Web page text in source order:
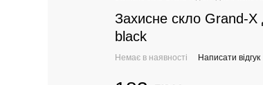
Захисне скло Grand-
black
Немає в наявності Написати відгук